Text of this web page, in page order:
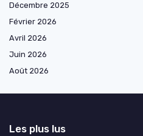
Décembre 2025
Février 2026
Avril 2026
Juin 2026
Août 2026
Les plus lus